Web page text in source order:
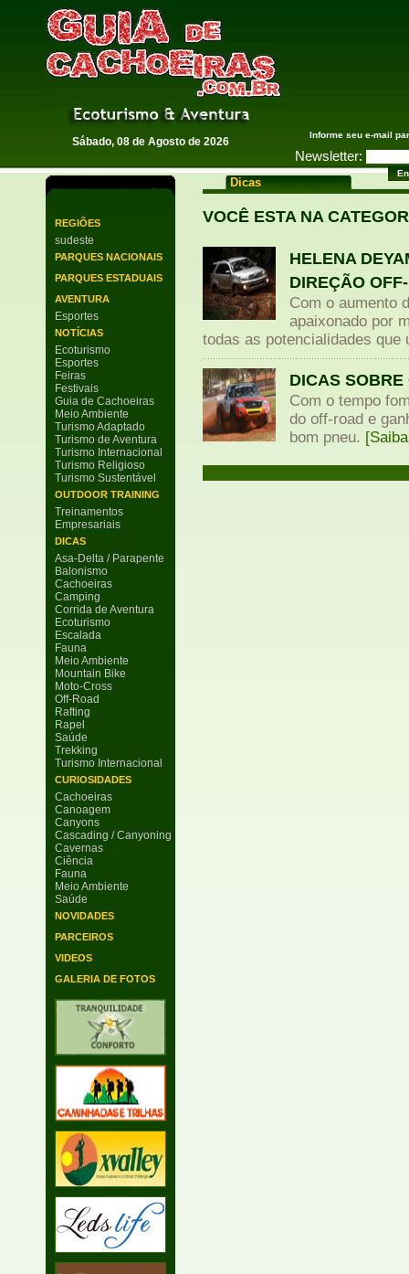
Guia de Cachoeiras
Sábado, 08 de Agosto de 2026
Informe seu e-mail
Newsletter:
REGIÕES
sudeste
PARQUES NACIONAIS
PARQUES ESTADUAIS
AVENTURA
Esportes
NOTÍCIAS
Ecoturismo
Esportes
Feiras
Festivais
Guia de Cachoeiras
Meio Ambiente
Turismo Adaptado
Turismo de Aventura
Turismo Internacional
Turismo Religioso
Turismo Sustentável
OUTDOOR TRAINING
Treinamentos
Empresariais
DICAS
Asa-Delta / Parapente
Balonismo
Cachoeiras
Camping
Corrida de Aventura
Ecoturismo
Escalada
Fauna
Meio Ambiente
Mountain Bike
Moto-Cross
Off-Road
Rafting
Rapel
Saúde
Trekking
Turismo Internacional
CURIOSIDADES
Cachoeiras
Canoagem
Canyons
Cascading / Canyoning
Cavernas
Ciência
Fauna
Meio Ambiente
Saúde
NOVIDADES
PARCEIROS
VIDEOS
GALERIA DE FOTOS
Dicas
VOCÊ ESTA NA
HELENA
DIREÇÃO
Com o aumento
apaixonado por
todas as potencialidades
DICAS SOBRE
Com o tempo
do off-road e
bom pneu.